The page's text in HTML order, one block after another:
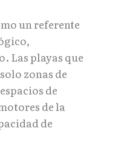
un referente
Las playas que
zonas de
de
de la
de